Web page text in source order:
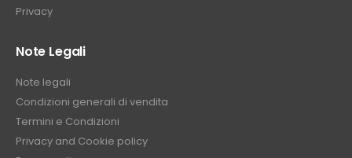
Privacy
Note Legali
Note legali
Condizioni generali di vendita
Termini e Condizioni
Privacy and Cookie policy